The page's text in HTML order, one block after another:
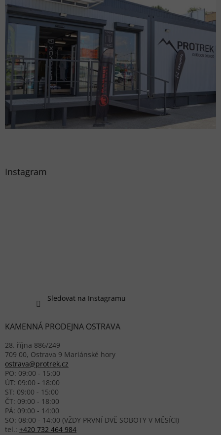
Instagram
Sledovat na Instagramu
KAMENNÁ PRODEJNA OSTRAVA
28. října 886/249
709 00, Ostrava 9 Mariánské hory
ostrava@protrek.cz
PO: 09:00 - 15:00
ÚT: 09:00 - 18:00
ST: 09:00 - 15:00
ČT: 09:00 - 18:00
PÁ: 09:00 - 14:00
SO: 08:00 - 14:00 (VŽDY PRVNÍ DVĚ SOBOTY V MĚSÍCI)
tel.: +420 732 464 984